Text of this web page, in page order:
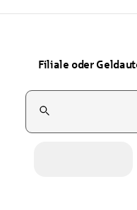
Filiale oder
Suchfeld